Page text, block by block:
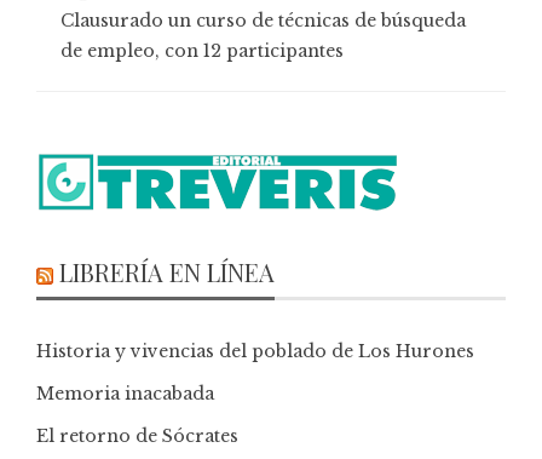
Clausurado un curso de técnicas de búsqueda
de empleo, con 12 participantes
LIBRERÍA EN LÍNEA
Historia y vivencias del poblado de Los Hurones
Memoria inacabada
El retorno de Sócrates